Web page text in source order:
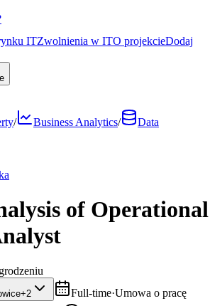
ITZwolnienia w ITO projekcieDodaj
/ Business Analytics/
Data
of Operational
+2 Full-time·Umowa o pracę